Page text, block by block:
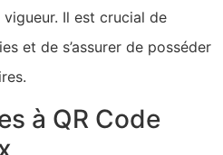
Il est crucial de
et de s’assurer de posséder
à QR Code